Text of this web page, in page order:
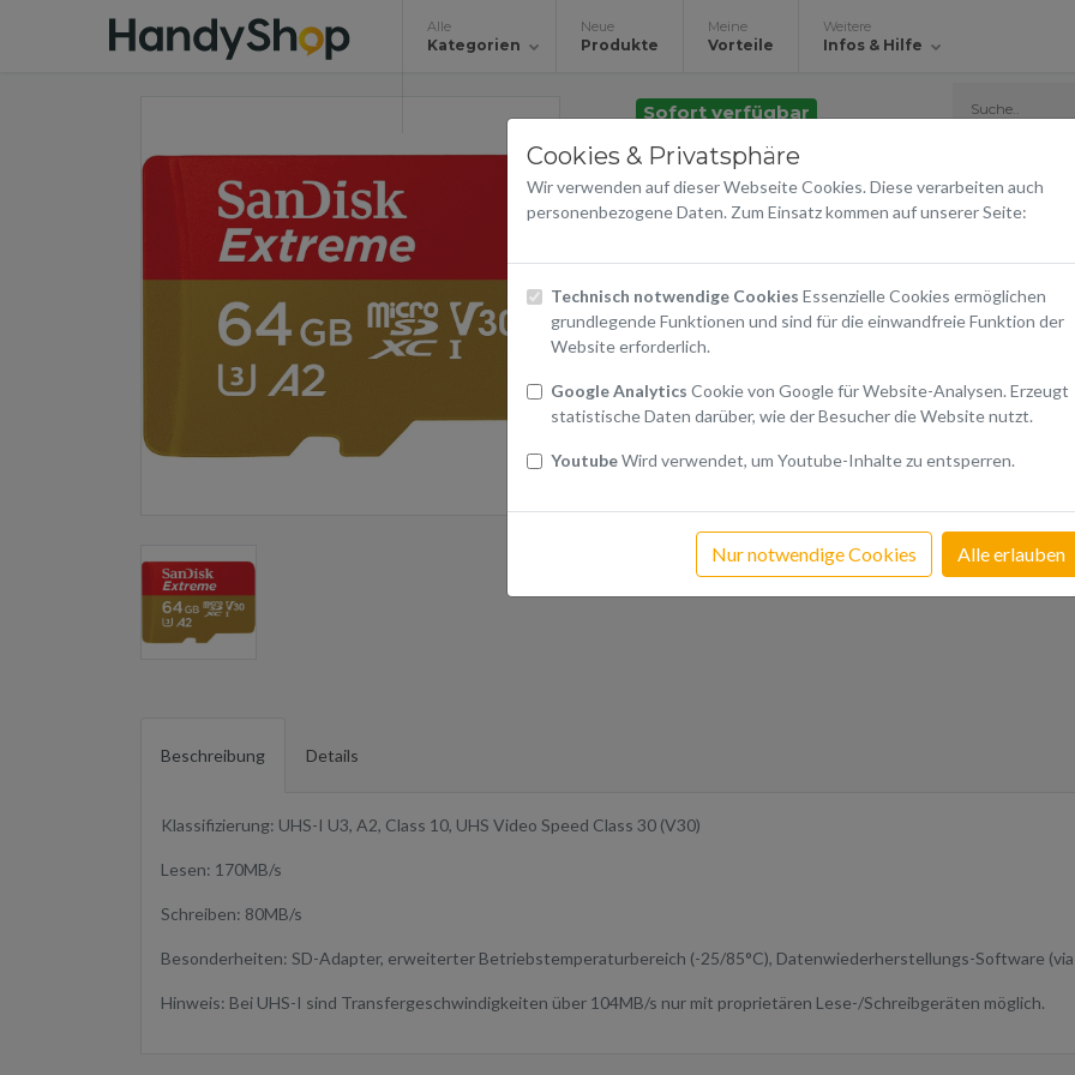
Alle
Kategorien
Neue
Produkte
Meine
Vorteile
Weitere
Infos & Hilfe
Cookies & Privatsphäre
Wir verwenden auf dieser Webseite Cookies. Diese verarbeiten auch
personenbezogene Daten. Zum Einsatz kommen auf unserer Seite:
Technisch notwendige Cookies Essenzielle Cookies ermöglichen
grundlegende Funktionen und sind für die einwandfreie Funktion der
Website erforderlich.
Google Analytics Cookie von Google für Website-Analysen. Erzeugt
statistische Daten darüber, wie der Besucher die Website nutzt.
YoutubeWird verwendet, um Youtube-Inhalte zu entsperren.
Nur notwendige Cookies Alle erlauben
Sofort verfügbar
Micro SD Extreme
Sandisk
€ 34,90
inkl. 20% USt.
Warenkorb
In den Warenkorb
Beschreibung Details
Klassifizierung: UHS-I U3, A2, Class 10, UHS Video Speed Class 30 (V30)
Lesen: 170MB/​s
Schreiben: 80MB/​s
Besonderheiten: SD-Adapter, erweiterter Betriebstemperaturbereich (-25/​85°C), Datenwiederherstellungs-Software (via
Hinweis: Bei UHS-I sind Transfergeschwindigkeiten über 104MB/s nur mit proprietären Lese-/​Schreibgeräten möglich.